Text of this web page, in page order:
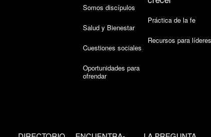
Somos discípulos
Salud y Bienestar
Cuestiones sociales
Oportunidades para
ofrendar
Práctica de la fe
Recursos para líderes